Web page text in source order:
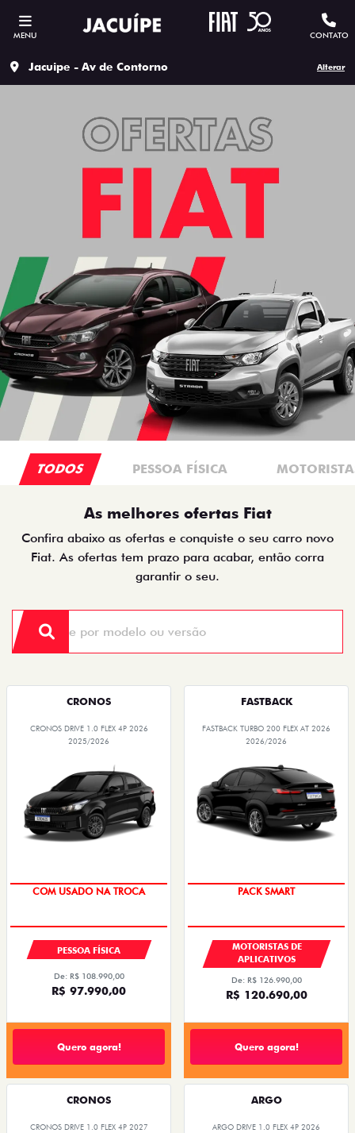
MENU CONTATO
Jacuipe - Av de Contorno Alterar
TODOS PESSOA FÍSICA
As melhores ofertas Fiat
Confira abaixo as ofertas e conquiste o seu carro novo
Fiat. As ofertas tem prazo para acabar, então corra
garantir o seu.
CRONOS
CRONOS DRIVE 1.0 FLEX 4P 2026
2025/2026
COM USADO NA TROCA
PESSOA FÍSICA
De: R$ 108.990,00
R$ 97.990,00
Quero agora!
FASTBACK
FASTBACK TURBO 200 FLEX AT 2026
2026/2026
PACK SMART
MOTORISTAS DE
APLICATIVOS
De: R$ 126.990,00
R$ 120.690,00
Quero agora!
CRONOS
CRONOS DRIVE 1.0 FLEX 4P 2027
ARGO
ARGO DRIVE 1.0 FLEX 4P 2026